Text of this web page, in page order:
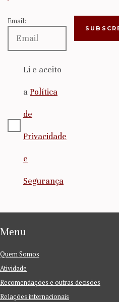
Email:
Li e aceito
a Política
de
Privacidade
e
Segurança
Menu
Quem Somos
Atividade
Recomendações e outras decisões
Relações internacionais